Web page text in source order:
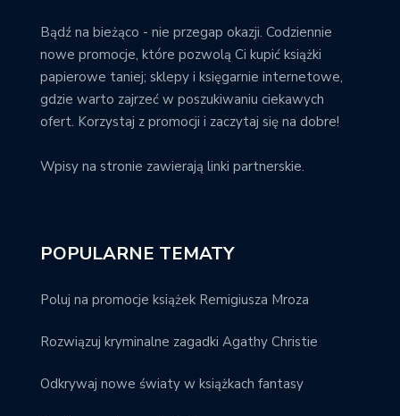
Bądź na bieżąco - nie przegap okazji. Codziennie
nowe promocje, które pozwolą Ci kupić książki
papierowe taniej; sklepy i księgarnie internetowe,
gdzie warto zajrzeć w poszukiwaniu ciekawych
ofert. Korzystaj z promocji i zaczytaj się na dobre!
Wpisy na stronie zawierają linki partnerskie.
POPULARNE TEMATY
Poluj na promocje książek Remigiusza Mroza
Rozwiązuj kryminalne zagadki Agathy Christie
Odkrywaj nowe światy w książkach fantasy